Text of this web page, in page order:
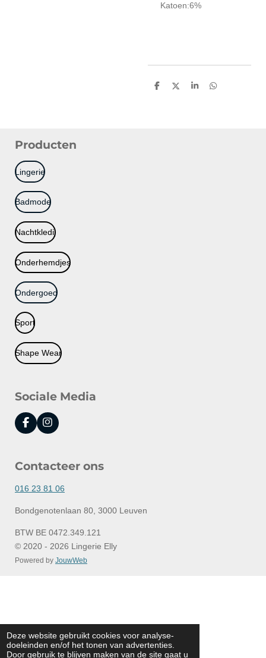
Deze website gebruikt cookies voor analyse-
doeleinden en/of het tonen van advertenties.
Door gebruik te blijven maken van de site gaat u
Katoen:6%
D
D
S
D
Producten
Lingerie
Badmode
Nachtkledij
Onderhemdjes
Ondergoed
Sport
Shape Wear
Sociale Media
F
a
b
o
k
I
n
a
r
a
Contacteer ons
016 23 81 06
Bondgenotenlaan 80, 3000 Leuven
BTW BE 0472.349.121
© 2020 - 2026 Lingerie Elly
Powered by JouwWeb